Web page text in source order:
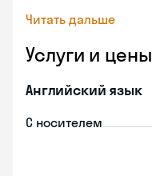
Читать дальше
Услуги и цены
Английский язык
С носителем